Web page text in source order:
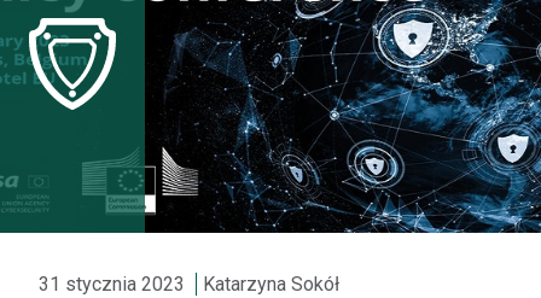
31 stycznia 2023
Katarzyna Sokół